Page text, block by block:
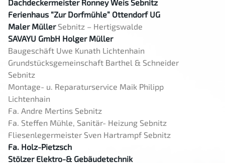
Dachdeckermeister Ronney Weis Sebnitz
Ferienhaus “Zur Dorfmühle” Ottendorf UG
Maler Müller Sebnitz – Hertigswalde
SAVAYU GmbH Holger Müller
Baugeschäft Uwe Kunath Lichtenhain
Grundstücksgemeinschaft Barthel & Schneider
Sebnitz
Montage- u. Reparaturservice Maik Philipp
Lichtenhain
Fa. Andre Mertins Sebnitz
Fa. Steffen Mühle, Sanitär- Heizung Sebnitz
Fliesenlegermeister Sven Hartrampf Sebnitz
Fa. Holz-Pietzsch
Stölzer Elektro-& Gebäudetechnik